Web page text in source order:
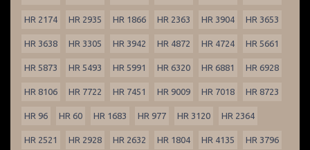
HR 2174 HR 2935 HR 1866 HR 2363 HR 3904 HR 3653
HR 3638 HR 3305 HR 3942 HR 4872 HR 4724 HR 5661
HR 5873 HR 5493 HR 5991 HR 6320 HR 6881 HR 6928
HR 8106 HR 7722 HR 7451 HR 9009 HR 7018 HR 8723
HR 96 HR 60 HR 1683 HR 977 HR 3120 HR 2364
HR 2521 HR 2928 HR 2632 HR 1804 HR 4135 HR 3796